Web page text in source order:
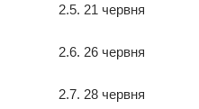
2.5. 21 червня
2.6. 26 червня
2.7. 28 червня